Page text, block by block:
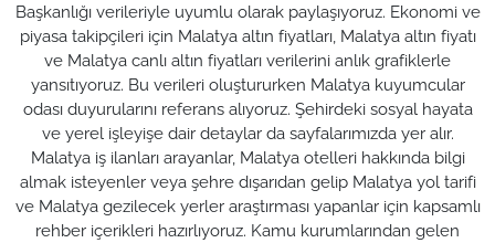
Başkanlığı verileriyle uyumlu olarak paylaşıyoruz. Ekonomi ve
piyasa takipçileri için Malatya altın fiyatları, Malatya altın fiyatı
ve Malatya canlı altın fiyatları verilerini anlık grafiklerle
yansıtıyoruz. Bu verileri oluştururken Malatya kuyumcular
odası duyurularını referans alıyoruz. Şehirdeki sosyal hayata
ve yerel işleyişe dair detaylar da sayfalarımızda yer alır.
Malatya iş ilanları arayanlar, Malatya otelleri hakkında bilgi
almak isteyenler veya şehre dışarıdan gelip Malatya yol tarifi
ve Malatya gezilecek yerler araştırması yapanlar için kapsamlı
rehber içerikleri hazırlıyoruz. Kamu kurumlarından gelen